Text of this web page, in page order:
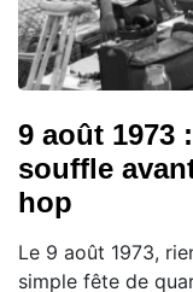
9 août 1973
souffle
hop
Le 9 août 1973,
simple fête de